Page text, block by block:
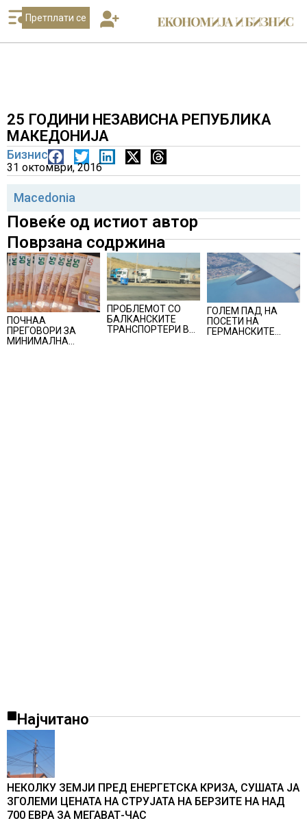
Претплати се
25 ГОДИНИ НЕЗАВИСНА РЕПУБЛИКА
МАКЕДОНИЈА
Бизнис
31 октомври, 2016
Macedonia
Повеќе од истиот автор
Поврзана содржина
ПОЧНАА
ПРЕГОВОРИ ЗА
МИНИМАЛНА
ПРОБЛЕМОТ СО
БАЛКАНСКИТЕ
ТРАНСПОРТЕРИ ВО
ГОЛЕМ ПАД НА
ПОСЕТИ НА
ГЕРМАНСКИТЕ
Најчитано
НЕКОЛКУ ЗЕМЈИ ПРЕД ЕНЕРГЕТСКА КРИЗА, СУШАТА ЈА
ЗГОЛЕМИ ЦЕНАТА НА СТРУЈАТА НА БЕРЗИТЕ НА НАД
700 ЕВРА ЗА МЕГАВАТ-ЧАС